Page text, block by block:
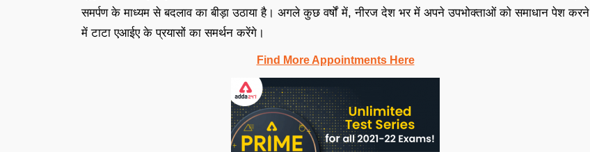
समर्पण के माध्यम से बदलाव का बीड़ा उठाया है। अगले कुछ वर्षों में, नीरज देश भर में अपने उपभोक्ताओं को समाधान पेश करने
में टाटा एआईए के प्रयासों का समर्थन करेंगे।
Find More Appointments Here